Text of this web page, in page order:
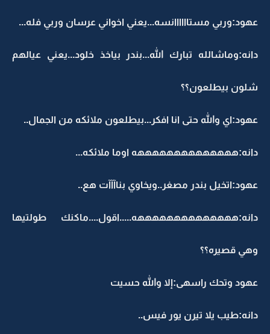
عهود:وربي مستاااااانسه...يعني اخواني عرسان وربي فله...
دانه:وماشالله تبارك الله...بندر بياخذ خلود...يعني عيالهم
شلون بيطلعون؟؟
عهود:اي والله حتى انا افكر...بيطلعون ملائكه من الجمال..
دانه:ههههههههههههههه اوما ملائكه...
عهود:اتخيل بندر مصغر..ويخاوي بناآآآت هع..
دانه:ههههههههههههههه.....اقول....ماكنك طولتيها
وهي قصيره؟؟
عهود وتحك راسهى:إلا والله حسيت
دانه:طيب يلا تيرن يور فيس..